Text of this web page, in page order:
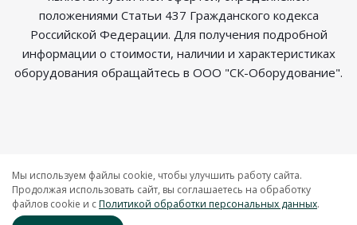
положениями Статьи 437 Гражданского кодекса
Российской Федерации. Для получения подробной
информации о стоимости, наличии и характеристиках
оборудования обращайтесь в ООО "СК-Оборудование".
Мы используем файлы cookie, чтобы улучшить работу сайта.
Продолжая использовать сайт, вы соглашаетесь на обработку
файлов cookie и cПолитикой обработки персональных данных.